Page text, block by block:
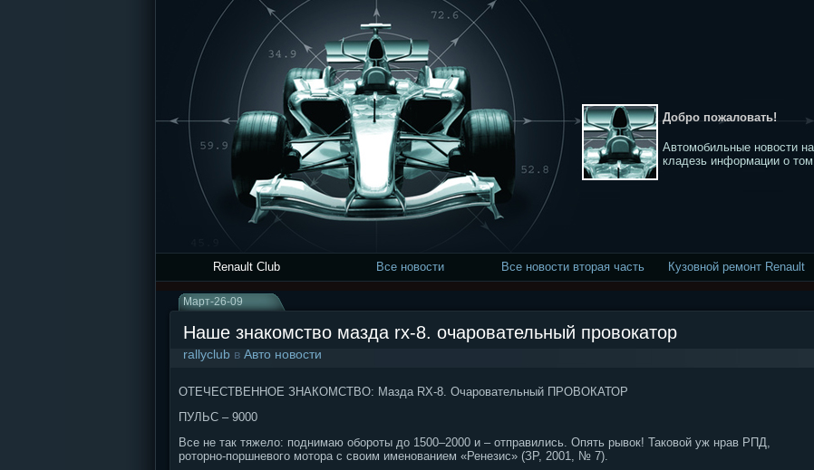
Добро пожаловать!
Автомобильные новости
кладезь информации о
Renault Club Все новости Все новости вторая часть Кузовной ремонт Renault
Март-26-09
Наше знакомство мазда rx-8. очаровательный провокатор
rallyclub в Авто новости
ОТЕЧЕСТВЕННОЕ ЗНАКОМСТВО: Мазда RX-8. Очаровательный ПРОВОКАТОР
ПУЛЬС – 9000
Все не так тяжело: поднимаю обороты до 1500–2000 и – отправились. Опять рывок! Таковой уж нрав РПД,
роторно-поршневого мотора с своим именованием «Ренезис» (ЗР, 2001, № 7).